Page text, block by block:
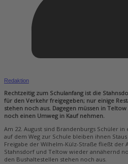
Redaktion
Rechtzeitig zum Schulanfang ist die
für den Verkehr freigegeben; nur einige
stehen noch aus. Dagegen müssen in
noch einen Umweg in Kauf nehmen.
Am 22. August sind Brandenburgs Schüler
auf dem Weg zur Schule bleiben ihnen
Freigabe der Wilhelm-Külz-Straße fließt der
Stahnsdorf und Teltow wieder annähernd
den Bushaltestellen stehen noch aus.